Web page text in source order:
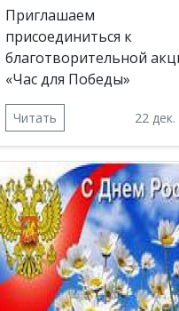
Приглашаем
присоединиться к
благотворительной
«Час для Победы»
Читать 22